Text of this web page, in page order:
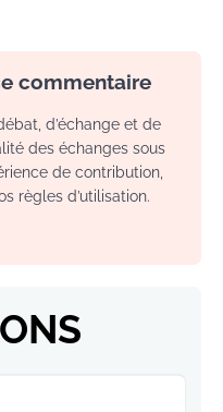
commentaire
d’échange et de
des échanges sous
de contribution,
règles d’utilisation.